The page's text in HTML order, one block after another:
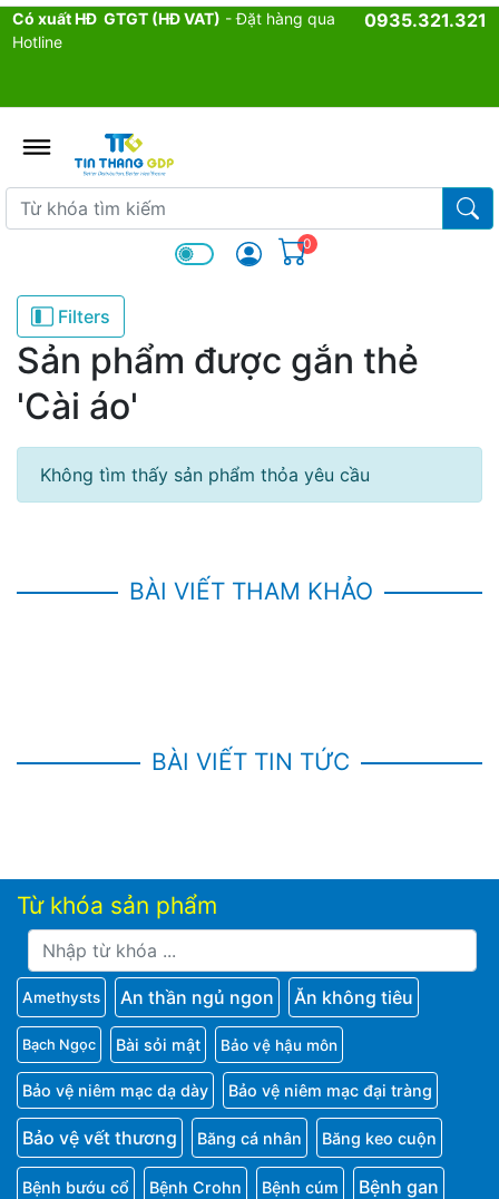
Có xuất HĐ GTGT (HĐ VAT) - Đặt hàng qua
Hotline
0935.321.321
Từ khóa tìm kiếm
Từ
0
Filters
Sản phẩm được gắn thẻ
'Cài áo'
Không tìm thấy sản phẩm thỏa yêu cầu
BÀI VIẾT THAM KHẢO
BÀI VIẾT TIN TỨC
Từ khóa sản phẩm
Amethysts An thần ngủ ngon Ăn không tiêu
Bạch Ngọc Bài sỏi mật Bảo vệ hậu môn
Bảo vệ niêm mạc dạ dày Bảo vệ niêm mạc đại tràng
Bảo vệ vết thương Băng cá nhân Băng keo cuộn
Bệnh bướu cổ Bệnh Crohn Bệnh cúm Bệnh gan